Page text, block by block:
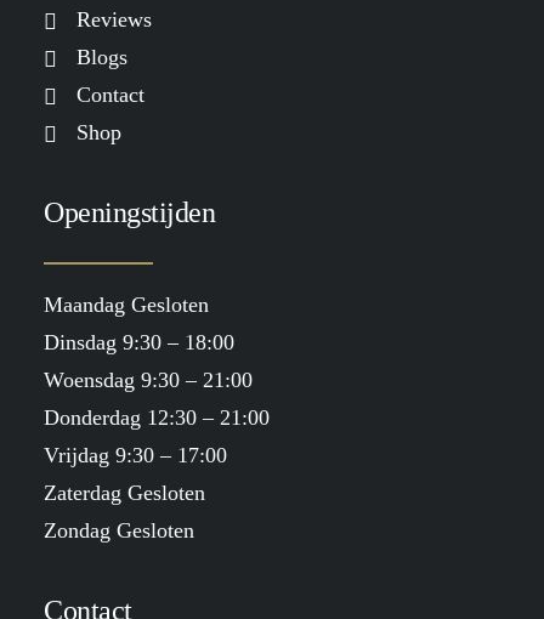
Reviews
Blogs
Contact
Shop
Openingstijden
Maandag Gesloten
Dinsdag 9:30 – 18:00
Woensdag 9:30 – 21:00
Donderdag 12:30 – 21:00
Vrijdag 9:30 – 17:00
Zaterdag Gesloten
Zondag Gesloten
Contact